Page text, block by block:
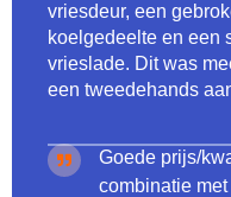
vriesdeur, een
koelgedeelte en een
vrieslade. Dit was
een tweedehands
Goede prijs/
combinatie